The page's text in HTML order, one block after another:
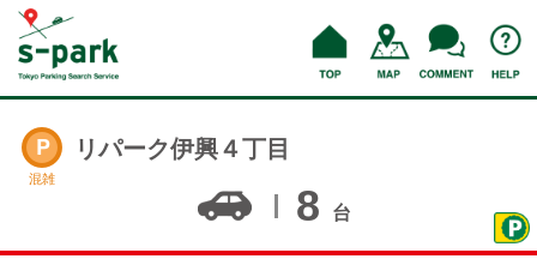
混雑
リパーク伊興４丁目
8 台